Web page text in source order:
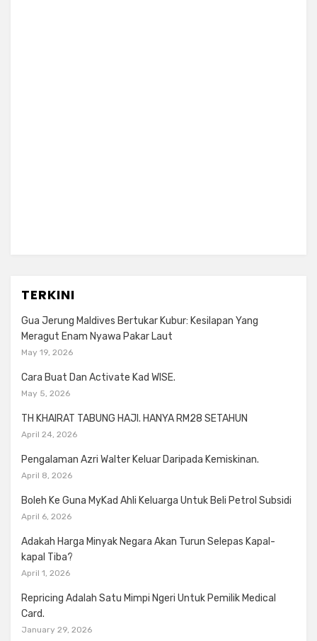
TERKINI
Gua Jerung Maldives Bertukar Kubur: Kesilapan Yang
Meragut Enam Nyawa Pakar Laut
May 19, 2026
Cara Buat Dan Activate Kad WISE.
May 5, 2026
TH KHAIRAT TABUNG HAJI. HANYA RM28 SETAHUN
April 24, 2026
Pengalaman Azri Walter Keluar Daripada Kemiskinan.
April 8, 2026
Boleh Ke Guna MyKad Ahli Keluarga Untuk Beli Petrol Subsidi
April 6, 2026
Adakah Harga Minyak Negara Akan Turun Selepas Kapal-
kapal Tiba?
April 1, 2026
Repricing Adalah Satu Mimpi Ngeri Untuk Pemilik Medical
Card.
January 29, 2026